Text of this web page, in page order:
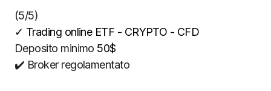
(5/5)
✓ Trading online ETF - CRYPTO - CFD
Deposito minimo 50$
✔️ Broker regolamentato